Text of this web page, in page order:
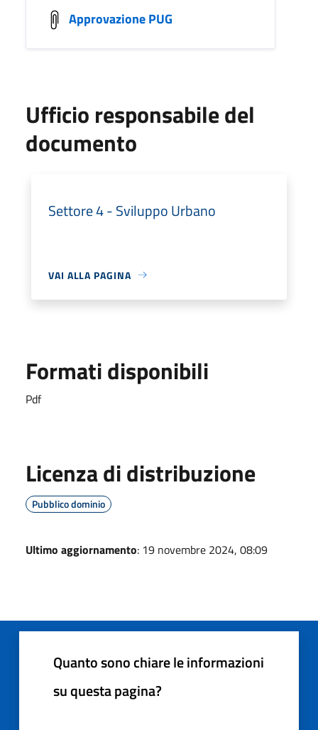
Approvazione PUG
Ufficio responsabile del
documento
Settore 4 - Sviluppo Urbano
VAI ALLA PAGINA
Formati disponibili
Pdf
Licenza di distribuzione
Pubblico dominio
Ultimo aggiornamento: 19 novembre 2024, 08:09
Quanto sono chiare le informazioni
su questa pagina?